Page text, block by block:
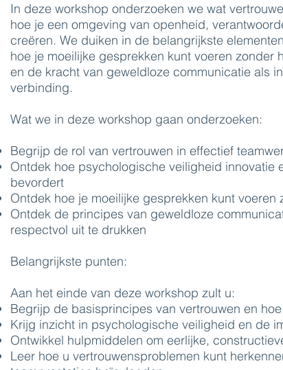
In deze workshop onderzoeken we wat
hoe je een omgeving van openheid,
creëren. We duiken in de belangrijkste
hoe je moeilijke gesprekken kunt voeren zonder
en de kracht van geweldloze communicatie als
verbinding.
Wat we in deze workshop gaan onderzoeken:
Begrijp de rol van vertrouwen in effectief
Ontdek hoe psychologische veiligheid innovatie
bevordert
Ontdek hoe je moeilijke gesprekken kunt
Ontdek de principes van geweldloze
respectvol uit te drukken
Belangrijkste punten:
Aan het einde van deze workshop zult u:
Begrijp de basisprincipes van vertrouwen en
Krijg inzicht in psychologische veiligheid en de
Ontwikkel hulpmiddelen om eerlijke,
Leer hoe u vertrouwensproblemen kunt